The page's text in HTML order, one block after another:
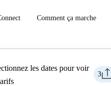
Comment ça marche
3
les dates pour voir